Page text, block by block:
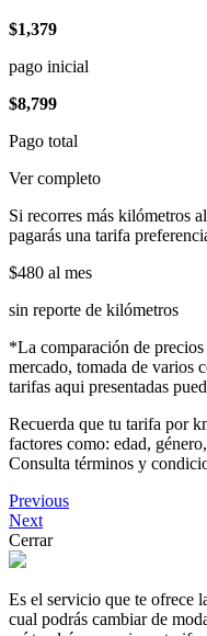
$1,379
pago inicial
$8,799
Pago total
Ver completo
Si recorres más kilómetros
pagarás una tarifa
$480 al mes
sin reporte de kilómetros
*La comparación de
mercado, tomada de varios
tarifas aqui presentadas
Recuerda que tu tarifa por
factores como: edad,
Consulta términos y
Previous
Next
Cerrar
Es el servicio que te ofrece
cual podrás cambiar de